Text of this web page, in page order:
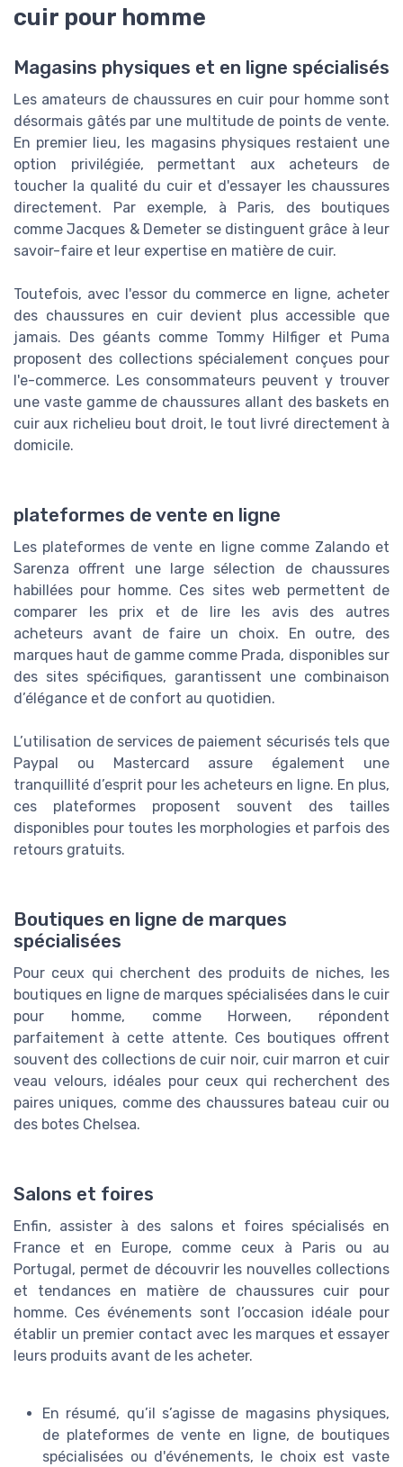
cuir pour homme
Magasins physiques et en ligne spécialisés
Les amateurs de chaussures en cuir pour homme sont
désormais gâtés par une multitude de points de vente.
En premier lieu, les magasins physiques restaient une
option privilégiée, permettant aux acheteurs de
toucher la qualité du cuir et d'essayer les chaussures
directement. Par exemple, à Paris, des boutiques
comme Jacques & Demeter se distinguent grâce à leur
savoir-faire et leur expertise en matière de cuir.
Toutefois, avec l'essor du commerce en ligne, acheter
des chaussures en cuir devient plus accessible que
jamais. Des géants comme Tommy Hilfiger et Puma
proposent des collections spécialement conçues pour
l'e-commerce. Les consommateurs peuvent y trouver
une vaste gamme de chaussures allant des baskets en
cuir aux richelieu bout droit, le tout livré directement à
domicile.
plateformes de vente en ligne
Les plateformes de vente en ligne comme Zalando et
Sarenza offrent une large sélection de chaussures
habillées pour homme. Ces sites web permettent de
comparer les prix et de lire les avis des autres
acheteurs avant de faire un choix. En outre, des
marques haut de gamme comme Prada, disponibles sur
des sites spécifiques, garantissent une combinaison
d’élégance et de confort au quotidien.
L’utilisation de services de paiement sécurisés tels que
Paypal ou Mastercard assure également une
tranquillité d’esprit pour les acheteurs en ligne. En plus,
ces plateformes proposent souvent des tailles
disponibles pour toutes les morphologies et parfois des
retours gratuits.
Boutiques en ligne de marques
spécialisées
Pour ceux qui cherchent des produits de niches, les
boutiques en ligne de marques spécialisées dans le cuir
pour homme, comme Horween, répondent
parfaitement à cette attente. Ces boutiques offrent
souvent des collections de cuir noir, cuir marron et cuir
veau velours, idéales pour ceux qui recherchent des
paires uniques, comme des chaussures bateau cuir ou
des botes Chelsea.
Salons et foires
Enfin, assister à des salons et foires spécialisés en
France et en Europe, comme ceux à Paris ou au
Portugal, permet de découvrir les nouvelles collections
et tendances en matière de chaussures cuir pour
homme. Ces événements sont l’occasion idéale pour
établir un premier contact avec les marques et essayer
leurs produits avant de les acheter.
En résumé, qu’il s’agisse de magasins physiques,
de plateformes de vente en ligne, de boutiques
spécialisées ou d'événements, le choix est vaste